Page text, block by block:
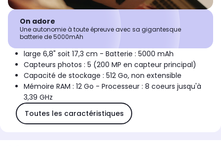
On adore
Une autonomie à toute épreuve avec sa gigantesque
batterie de 5000mAh
large 6,8" soit 17,3 cm - Batterie : 5000 mAh
Capteurs photos : 5 (200 MP en capteur principal)
Capacité de stockage : 512 Go, non extensible
Mémoire RAM : 12 Go - Processeur : 8 coeurs jusqu'à
3,39 GHz
Toutes les caractéristiques